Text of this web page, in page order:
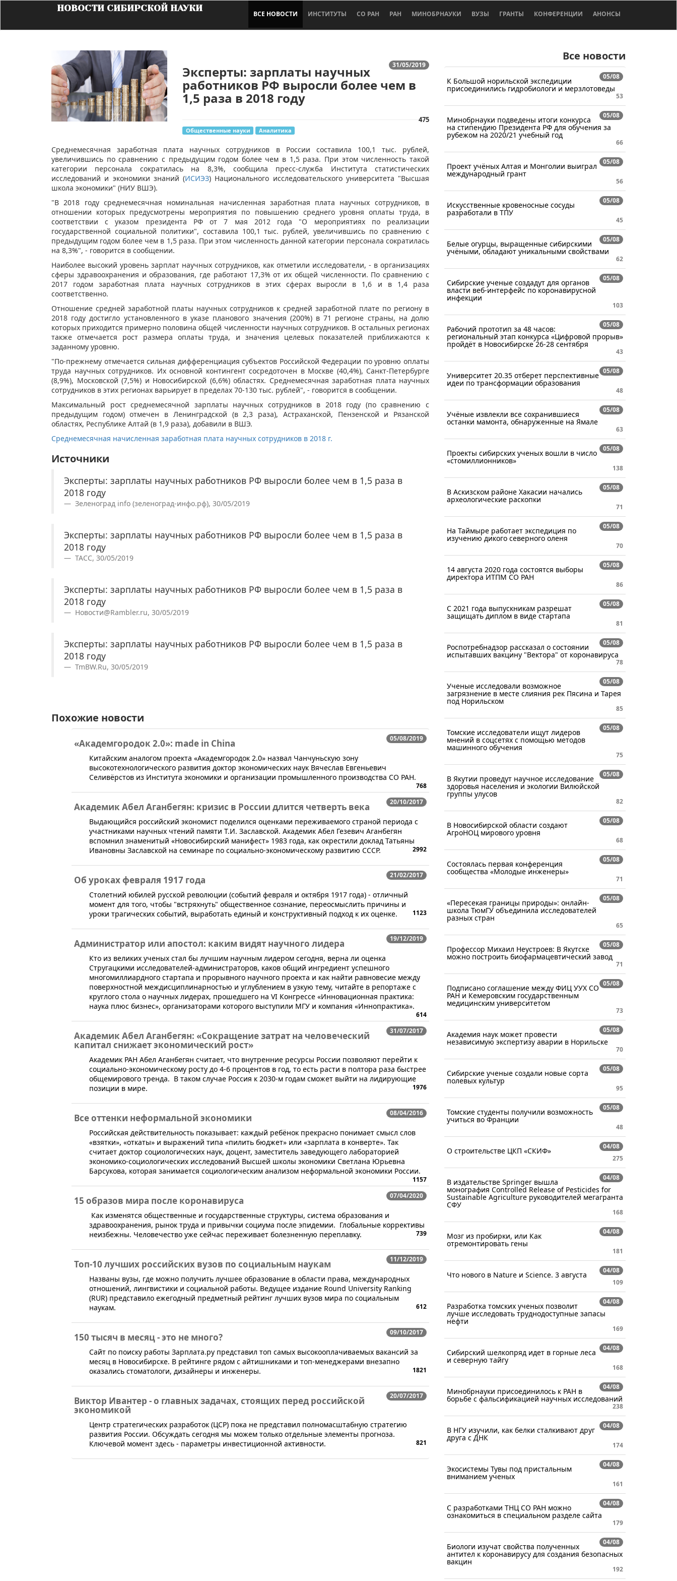
НОВОСТИ СИБИРСКОЙ НАУКИ
ВСЕ НОВОСТИ ИНСТИТУТЫ СО РАН РАН МИНОБРНАУКИ ВУЗЫ ГРАНТЫ КОНФЕРЕНЦИИ АНОНСЫ
31/05/2019
Эксперты: зарплаты научных
работников РФ выросли более чем в
1,5 раза в 2018 году
475
Общественные науки Аналитика
​Среднемесячная заработная плата научных сотрудников в России составила 100,1 тыс. рублей,
увеличившись по сравнению с предыдущим годом более чем в 1,5 раза. При этом численность такой
категории персонала сократилась на 8,3%, сообщила пресс-служба Института статистических
исследований и экономики знаний (ИСИЭЗ) Национального исследовательского университета "Высшая
школа экономики" (НИУ ВШЭ).
"В 2018 году среднемесячная номинальная начисленная заработная плата научных сотрудников, в
отношении которых предусмотрены мероприятия по повышению среднего уровня оплаты труда, в
соответствии с указом президента РФ от 7 мая 2012 года "О мероприятиях по реализации
государственной социальной политики", составила 100,1 тыс. рублей, увеличившись по сравнению с
предыдущим годом более чем в 1,5 раза. При этом численность данной категории персонала сократилась
на 8,3%", - говорится в сообщении.
Наиболее высокий уровень зарплат научных сотрудников, как отметили исследователи, - в организациях
сферы здравоохранения и образования, где работают 17,3% от их общей численности. По сравнению с
2017 годом заработная плата научных сотрудников в этих сферах выросли в 1,6 и в 1,4 раза
соответственно.
Отношение средней заработной платы научных сотрудников к средней заработной плате по региону в
2018 году достигло установленного в указе планового значения (200%) в 71 регионе страны, на долю
которых приходится примерно половина общей численности научных сотрудников. В остальных регионах
также отмечается рост размера оплаты труда, и значения целевых показателей приближаются к
заданному уровню.
"По-прежнему отмечается сильная дифференциация субъектов Российской Федерации по уровню оплаты
труда научных сотрудников. Их основной контингент сосредоточен в Москве (40,4%), Санкт-Петербурге
(8,9%), Московской (7,5%) и Новосибирской (6,6%) областях. Среднемесячная заработная плата научных
сотрудников в этих регионах варьирует в пределах 70-130 тыс. рублей", - говорится в сообщении.
Максимальный рост среднемесячной зарплаты научных сотрудников в 2018 году (по сравнению с
предыдущим годом) отмечен в Ленинградской (в 2,3 раза), Астраханской, Пензенской и Рязанской
областях, Республике Алтай (в 1,9 раза), добавили в ВШЭ.
Среднемесячная начисленная заработная плата научных сотрудников в 2018 г.
Источники
Эксперты: зарплаты научных работников РФ выросли более чем в 1,5 раза в
2018 году
Зеленоград info (зеленоград-инфо.рф), 30/05/2019
Эксперты: зарплаты научных работников РФ выросли более чем в 1,5 раза в
2018 году
ТАСС, 30/05/2019
Эксперты: зарплаты научных работников РФ выросли более чем в 1,5 раза в
2018 году
Новости@Rambler.ru, 30/05/2019
Эксперты: зарплаты научных работников РФ выросли более чем в 1,5 раза в
2018 году
TmBW.Ru, 30/05/2019
Похожие новости
05/08/2019
«Академгородок 2.0»: made in China
​Китайским аналогом проекта «Академгородок 2.0» назвал Чанчуньскую зону
высокотехнологического развития доктор экономических наук Вячеслав Евгеньевич
Селивёрстов из Института экономики и организации промышленного производства СО РАН.
768
20/10/2017
Академик Абел Аганбегян: кризис в России длится четверть века
Выдающийся российский экономист поделился оценками переживаемого страной периода с
участниками научных чтений памяти Т.И. Заславской. Академик Абел Гезевич Аганбегян
вспомнил знаменитый «Новосибирский манифест» 1983 года, как окрестили доклад Татьяны
Ивановны Заславской на семинаре по социально-экономическому развитию СССР.
2992
21/02/2017
Об уроках февраля 1917 года
​Столетний юбилей русской революции (событий февраля и октября 1917 года) - отличный
момент для того, чтобы "встряхнуть" общественное сознание, переосмыслить причины и
уроки трагических событий, выработать единый и конструктивный подход к их оценке.
1123
19/12/2019
Администратор или апостол: каким видят научного лидера
Кто из великих ученых стал бы лучшим научным лидером сегодня, верна ли оценка
Стругацкими исследователей-администраторов, каков общий ингредиент успешного
многомиллиардного стартапа и прорывного научного проекта и как найти равновесие между
поверхностной междисциплинарностью и углублением в узкую тему, читайте в репортаже с
круглого стола о научных лидерах, прошедшего на VI Конгрессе «Инновационная практика:
наука плюс бизнес», организаторами которого выступили МГУ и компания «Иннопрактика».
614
31/07/2017
Академик Абел Аганбегян: «Сокращение затрат на человеческий
капитал снижает экономический рост»
Академик РАН Абел Аганбегян считает, что внутренние ресурсы России позволяют перейти к
социально-экономическому росту до 4-6 процентов в год, то есть расти в полтора раза быстрее
общемирового тренда. В таком случае Россия к 2030-м годам сможет выйти на лидирующие
позиции в мире.
1976
08/04/2016
Все оттенки неформальной экономики
​Российская действительность показывает: каждый ребёнок прекрасно понимает смысл слов
«взятки», «откаты» и выражений типа «пилить бюджет» или «зарплата в конверте». Так
считает доктор социологических наук, доцент, заместитель заведующего лабораторией
экономико-социологических исследований Высшей школы экономики Светлана Юрьевна
Барсукова, которая занимается социологическим анализом неформальной экономики России.
1157
07/04/2020
15 образов мира после коронавируса
​​​ Как изменятся общественные и государственные структуры, система образования и
здравоохранения, рынок труда и привычки социума после эпидемии. Глобальные коррективы
неизбежны. Человечество уже сейчас переживает болезненную переплавку.
739
11/12/2019
Топ-10 лучших российских вузов по социальным наукам
​Названы вузы, где можно получить лучшее образование в области права, международных
отношений, лингвистики и социальной работы. Ведущее издание Round University Ranking
(RUR) представило ежегодный предметный рейтинг лучших вузов мира по социальным
наукам.
612
09/10/2017
150 тысяч в месяц - это не много?
​​С​​айт по поиску работы Зарплата.ру представил топ самых высокооплачиваемых вакансий за
месяц в Новосибирске. В рейтинге рядом с айтишниками и т​​оп-менеджерами внезапно
оказались стоматологи, дизайнеры и инженеры.
1821
20/07/2017
Виктор Ивантер - о главных задачах, стоящих перед российской
экономикой
​Центр стратегических разработок (ЦСР) пока не представил полномасштабную стратегию
развития России. Обсуждать сегодня мы можем только отдельные элементы прогноза.
Ключевой момент здесь - параметры инвестиционной активности.
821
Все новости
05/08
К Большой норильской экспедиции
присоединились гидробиологи и мерзлотоведы
53
05/08
Минобрнауки подведены итоги конкурса
на стипендию Президента РФ для обучения за
рубежом на 2020/21 учебный год
66
05/08
Проект учёных Алтая и Монголии выиграл
международный грант
56
05/08
Искусственные кровеносные сосуды
разработали в ТПУ
45
05/08
Белые огурцы, выращенные сибирскими
учёными, обладают уникальными свойствами
62
05/08
Сибирские ученые создадут для органов
власти веб-интерфейс по коронавирусной
инфекции
103
05/08
Рабочий прототип за 48 часов:
региональный этап конкурса «Цифровой прорыв»
пройдёт в Новосибирске 26-28 сентября
43
05/08
Университет 20.35 отберет перспективные
идеи по трансформации образования
48
05/08
Учёные извлекли все сохранившиеся
останки мамонта, обнаруженные на Ямале
63
05/08
Проекты сибирских ученых вошли в число
«стомиллионников»
138
05/08
В Аскизском районе Хакасии начались
археологические раскопки
71
05/08
На Таймыре работает экспедиция по
изучению дикого северного оленя
70
05/08
14 августа 2020 года состоятся выборы
директора ИТПМ СО РАН
86
05/08
С 2021 года выпускникам разрешат
защищать диплом в виде стартапа
81
05/08
Роспотребнадзор рассказал о состоянии
испытавших вакцину "Вектора" от коронавируса
78
05/08
Ученые исследовали возможное
загрязнение в месте слияния рек Пясина и Тарея
под Норильском
85
05/08
Томские исследователи ищут лидеров
мнений в соцсетях с помощью методов
машинного обучения
75
05/08
В Якутии проведут научное исследование
здоровья населения и экологии Вилюйской
группы улусов
82
05/08
В Новосибирской области создают
АгроНОЦ мирового уровня
68
05/08
Состоялась первая конференция
сообщества «Молодые инженеры»
71
05/08
«Пересекая границы природы»: онлайн-
школа ТюмГУ объединила исследователей
разных стран
65
05/08
Профессор Михаил Неустроев: В Якутске
можно построить биофармацевтический завод
71
05/08
Подписано соглашение между ФИЦ УУХ СО
РАН и Кемеровским государственным
медицинским университетом
73
05/08
Академия наук может провести
независимую экспертизу аварии в Норильске
70
05/08
Сибирские ученые создали новые сорта
полевых культур
95
05/08
Томские студенты получили возможность
учиться во Франции
48
04/08
О строительстве ЦКП «СКИФ»
275
04/08
В издательстве Springer вышла
монография Controlled Release of Pesticides for
Sustainable Agriculture руководителей мегагранта
СФУ
168
04/08
Мозг из пробирки, или Как
отремонтировать гены
181
04/08
Что нового в Nature и Science. 3 августа
109
04/08
Разработка томских ученых позволит
лучше исследовать труднодоступные запасы
нефти
169
04/08
Сибирский шелкопряд идет в горные леса
и северную тайгу
168
04/08
Минобрнауки присоединилось к РАН в
борьбе с фальсификацией научных исследований
238
04/08
В НГУ изучили, как белки сталкивают друг
друга с ДНК
174
04/08
Экосистемы Тувы под пристальным
вниманием ученых
161
04/08
С разработками ТНЦ СО РАН можно
ознакомиться в специальном разделе сайта
179
04/08
Биологи изучат свойства полученных
антител к коронавирусу для создания безопасных
вакцин
192